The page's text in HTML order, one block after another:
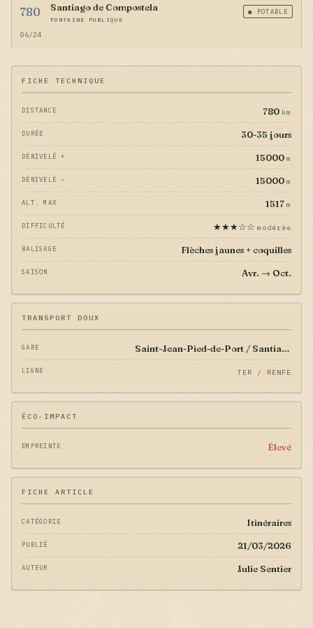
780 Santiago de Compostela
FONTAINE PUBLIQUE
● POTABLE
06/24
FICHE TECHNIQUE
DISTANCE 780 km
DURÉE 30-35 jours
DÉNIVELÉ + 15000 m
DÉNIVELÉ − 15000 m
ALT. MAX 1517 m
DIFFICULTÉ ★★★☆☆ modérée
BALISAGE Flèches jaunes + coquilles
SAISON Avr. → Oct.
TRANSPORT DOUX
GARE Saint-Jean-Pied-de-Port / Santiago
LIGNE TER / RENFE
ÉCO-IMPACT
EMPREINTE Élevé
FICHE ARTICLE
CATÉGORIE Itinéraires
PUBLIÉ 21/03/2026
AUTEUR Julie Sentier